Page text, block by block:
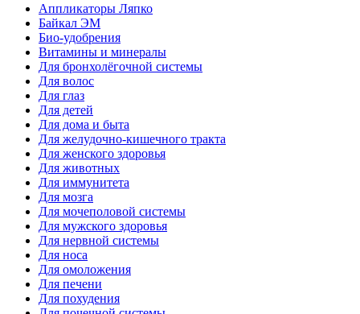
Аппликаторы Ляпко
Байкал ЭМ
Био-удобрения
Витамины и минералы
Для бронхолёгочной системы
Для волос
Для глаз
Для детей
Для дома и быта
Для желудочно-кишечного тракта
Для женского здоровья
Для животных
Для иммунитета
Для мозга
Для мочеполовой системы
Для мужского здоровья
Для нервной системы
Для носа
Для омоложения
Для печени
Для похудения